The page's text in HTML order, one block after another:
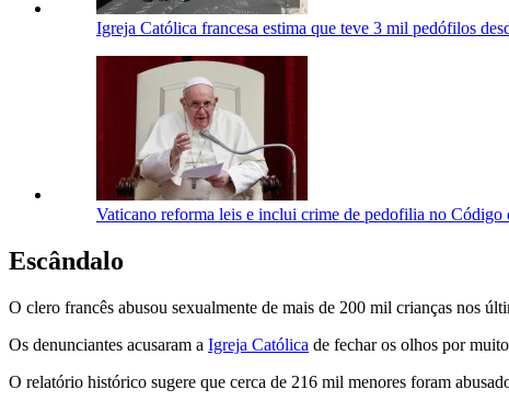
Igreja Católica francesa estima que teve 3 mil pedófilos
Vaticano reforma leis e inclui crime de pedofilia no
Escândalo
O clero francês abusou sexualmente de mais de 200 mil crianças nos
Os denunciantes acusaram a Igreja Católica de fechar os olhos por
O relatório histórico sugere que cerca de 216 mil menores foram